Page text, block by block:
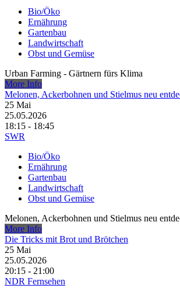
Bio/Öko
Ernährung
Gartenbau
Landwirtschaft
Obst und Gemüse
Urban Farming - Gärtnern fürs Klima
More Info
Melonen, Ackerbohnen und Stielmus neu
25 Mai
25.05.2026
18:15 - 18:45
SWR
Bio/Öko
Ernährung
Gartenbau
Landwirtschaft
Obst und Gemüse
Melonen, Ackerbohnen und Stielmus neu
More Info
Die Tricks mit Brot und Brötchen
25 Mai
25.05.2026
20:15 - 21:00
NDR Fernsehen